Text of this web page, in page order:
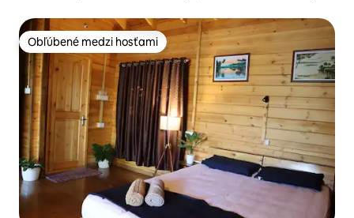
Obľúbené medzi hosťami
Obľúbené medzi hosťami